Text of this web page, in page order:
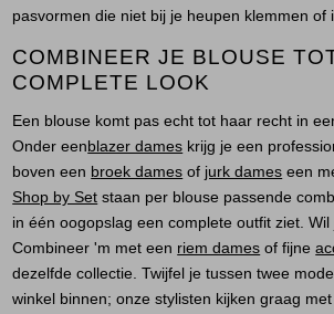
pasvormen die niet bij je heupen klemmen of
COMBINEER JE BLOUSE
COMPLETE LOOK
Een blouse komt pas echt tot haar recht in
Onder eenblazer dames krijg je een
boven een broek dames of jurk dames een
Shop by Set staan per blouse passende
in één oogopslag een complete outfit ziet.
Combineer 'm met een riem dames of fijne
dezelfde collectie. Twijfel je tussen twee
winkel binnen; onze stylisten kijken graag